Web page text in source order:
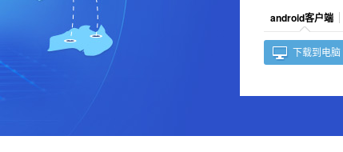
android客户端
下载到电脑